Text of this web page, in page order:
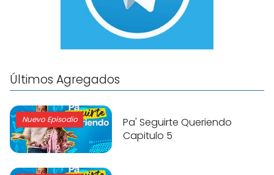
Últimos Agregados
Nuevo Episodio
Pa' Seguirte Queriendo
Capitulo 5